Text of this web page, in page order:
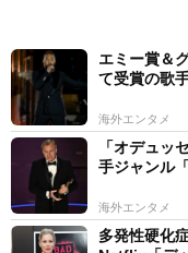
エミー賞＆
て受賞の歌
海外エンタメ
「オデュ
手ジャンル
海外エンタメ
多発性硬化